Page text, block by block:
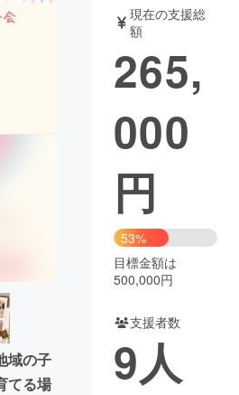
音楽
ガジェット ゲーム・サ
CAMPFIRE Creation
納税
コミュニティ
域の子
てる場
現在の支援総
額
265,
000
円
53%
目標金額は
500,000円
支援者数
9人